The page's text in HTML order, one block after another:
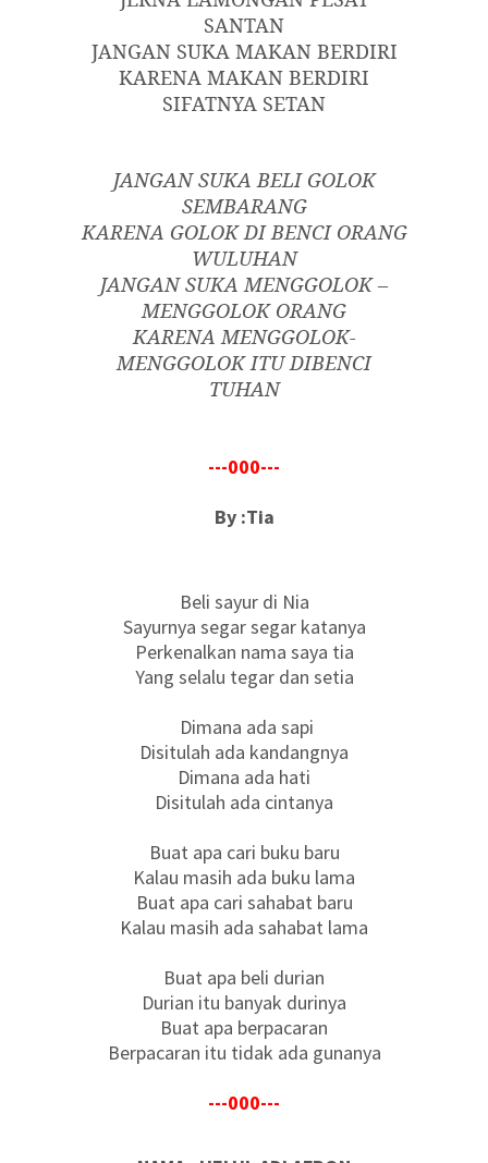
SANTAN
JANGAN SUKA MAKAN BERDIRI
KARENA MAKAN BERDIRI
SIFATNYA SETAN
JANGAN SUKA BELI GOLOK
SEMBARANG
KARENA GOLOK DI BENCI ORANG
WULUHAN
JANGAN SUKA MENGGOLOK –
MENGGOLOK ORANG
KARENA MENGGOLOK-
MENGGOLOK ITU DIBENCI
TUHAN
---000---
By :Tia
Beli sayur di Nia
Sayurnya segar segar katanya
Perkenalkan nama saya tia
Yang selalu tegar dan setia
Dimana ada sapi
Disitulah ada kandangnya
Dimana ada hati
Disitulah ada cintanya
Buat apa cari buku baru
Kalau masih ada buku lama
Buat apa cari sahabat baru
Kalau masih ada sahabat lama
Buat apa beli durian
Durian itu banyak durinya
Buat apa berpacaran
Berpacaran itu tidak ada gunanya
---000---